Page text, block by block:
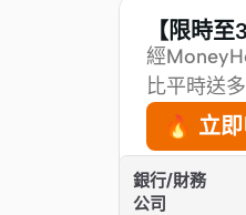
【限時
經
比平時送
🔥 立
💡 請輸入貸
銀行/財務
公司